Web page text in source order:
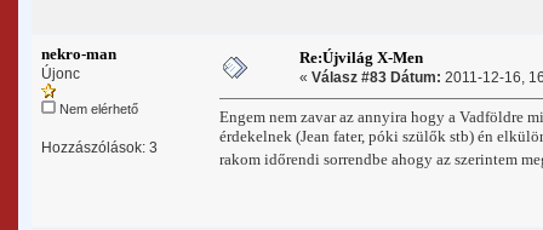
nekro-man
Újonc
Nem elérhető
Hozzászólások: 3
Re:Újvilág X-Men
« Válasz #83 Dátum: 2011-12-16,
Engem nem zavar az annyira hogy a Vadföldre
érdekelnek (Jean fater, póki szülők stb) én
rakom időrendi sorrendbe ahogy az szerintem